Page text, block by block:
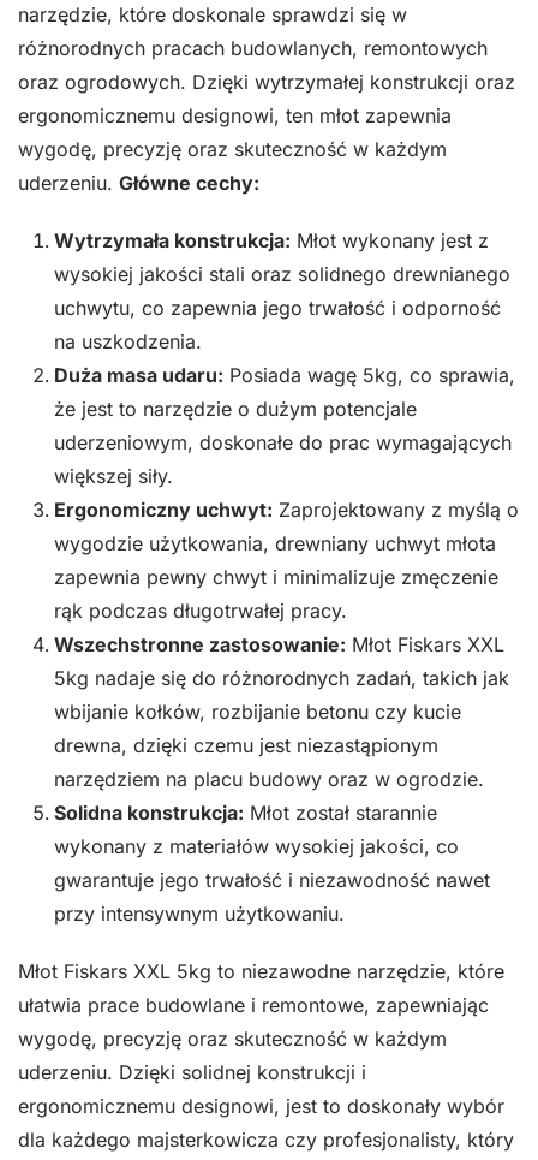
5kg
narzędzie, które doskonale sprawdzi się w
różnorodnych pracach budowlanych, remontowych
oraz ogrodowych. Dzięki wytrzymałej konstrukcji oraz
ergonomicznemu designowi, ten młot zapewnia
wygodę, precyzję oraz skuteczność w każdym
uderzeniu. Główne cechy:
Wytrzymała konstrukcja: Młot wykonany jest z
wysokiej jakości stali oraz solidnego drewnianego
uchwytu, co zapewnia jego trwałość i odporność
na uszkodzenia.
Duża masa udaru: Posiada wagę 5kg, co sprawia,
że jest to narzędzie o dużym potencjale
uderzeniowym, doskonałe do prac wymagających
większej siły.
Ergonomiczny uchwyt: Zaprojektowany z myślą o
wygodzie użytkowania, drewniany uchwyt młota
zapewnia pewny chwyt i minimalizuje zmęczenie
rąk podczas długotrwałej pracy.
Wszechstronne zastosowanie: Młot Fiskars XXL
5kg nadaje się do różnorodnych zadań, takich jak
wbijanie kołków, rozbijanie betonu czy kucie
drewna, dzięki czemu jest niezastąpionym
narzędziem na placu budowy oraz w ogrodzie.
Solidna konstrukcja: Młot został starannie
wykonany z materiałów wysokiej jakości, co
gwarantuje jego trwałość i niezawodność nawet
przy intensywnym użytkowaniu.
Młot Fiskars XXL 5kg to niezawodne narzędzie, które
ułatwia prace budowlane i remontowe, zapewniając
wygodę, precyzję oraz skuteczność w każdym
uderzeniu. Dzięki solidnej konstrukcji i
ergonomicznemu designowi, jest to doskonały wybór
dla każdego majsterkowicza czy profesjonalisty, który